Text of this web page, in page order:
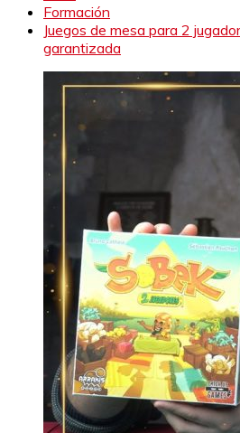
Formación
Juegos de mesa para 2
garantizada